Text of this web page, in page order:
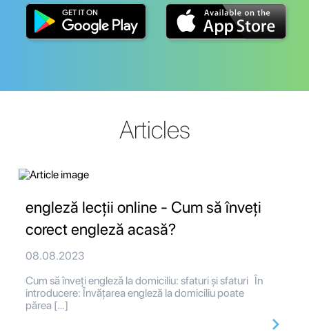
Articles
engleză lecții online - Cum să înveți
corect engleză acasă?
08.08.2023
Cum să înveți engleză la domiciliu: sfaturi și sfaturi În
introducere: Învățarea engleză la domiciliu poate
părea […]